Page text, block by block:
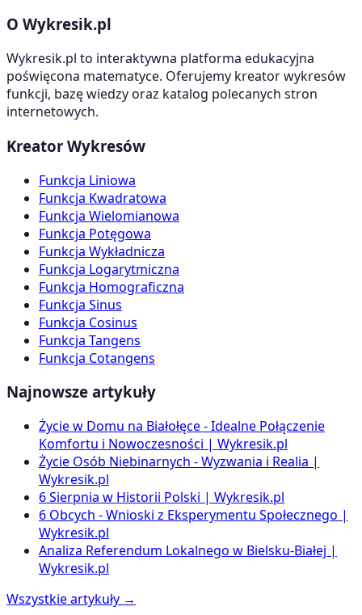
O Wykresik.pl
Wykresik.pl to interaktywna platforma edukacyjna
poświęcona matematyce. Oferujemy kreator wykresów
funkcji, bazę wiedzy oraz katalog polecanych stron
internetowych.
Kreator Wykresów
Funkcja Liniowa
Funkcja Kwadratowa
Funkcja Wielomianowa
Funkcja Potęgowa
Funkcja Wykładnicza
Funkcja Logarytmiczna
Funkcja Homograficzna
Funkcja Sinus
Funkcja Cosinus
Funkcja Tangens
Funkcja Cotangens
Najnowsze artykuły
Życie w Domu na Białołęce - Idealne Połączenie
Komfortu i Nowoczesności | Wykresik.pl
Życie Osób Niebinarnych - Wyzwania i Realia |
Wykresik.pl
6 Sierpnia w Historii Polski | Wykresik.pl
6 Obcych - Wnioski z Eksperymentu Społecznego |
Wykresik.pl
Analiza Referendum Lokalnego w Bielsku-Białej |
Wykresik.pl
Wszystkie artykuły →